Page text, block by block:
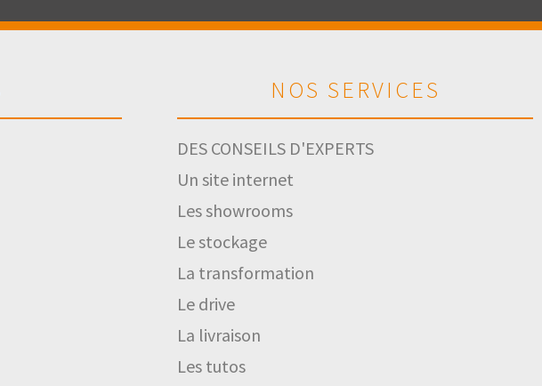
NOS SERVICES
DES CONSEILS D'EXPERTS
Un site internet
Les showrooms
Le stockage
La transformation
Le drive
La livraison
Les tutos